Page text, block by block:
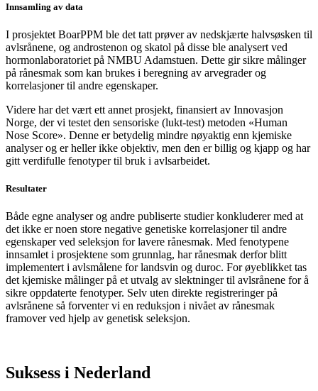
Innsamling av data
I prosjektet BoarPPM ble det tatt prøver av nedskjærte halvsøsken til
avlsrånene, og androstenon og skatol på disse ble analysert ved
hormonlaboratoriet på NMBU Adamstuen. Dette gir sikre målinger
på rånesmak som kan brukes i beregning av arvegrader og
korrelasjoner til andre egenskaper.
Videre har det vært ett annet prosjekt, finansiert av Innovasjon
Norge, der vi testet den sensoriske (lukt-test) metoden «Human
Nose Score». Denne er betydelig mindre nøyaktig enn kjemiske
analyser og er heller ikke objektiv, men den er billig og kjapp og har
gitt verdifulle fenotyper til bruk i avlsarbeidet.
Resultater
Både egne analyser og andre publiserte studier konkluderer med at
det ikke er noen store negative genetiske korrelasjoner til andre
egenskaper ved seleksjon for lavere rånesmak. Med fenotypene
innsamlet i prosjektene som grunnlag, har rånesmak derfor blitt
implementert i avlsmålene for landsvin og duroc. For øyeblikket tas
det kjemiske målinger på et utvalg av slektninger til avlsrånene for å
sikre oppdaterte fenotyper. Selv uten direkte registreringer på
avlsrånene så forventer vi en reduksjon i nivået av rånesmak
framover ved hjelp av genetisk seleksjon.
Suksess i Nederland